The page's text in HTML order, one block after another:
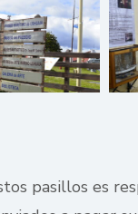
pasillos es